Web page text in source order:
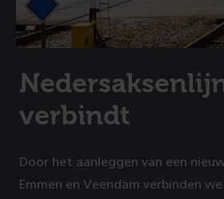
verbindt
Door het aanleggen van een
Emmen en Veendam verbinden